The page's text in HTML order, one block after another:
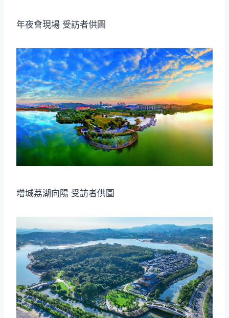
年夜會現場 受訪者供圖
增城荔湖向陽 受訪者供圖